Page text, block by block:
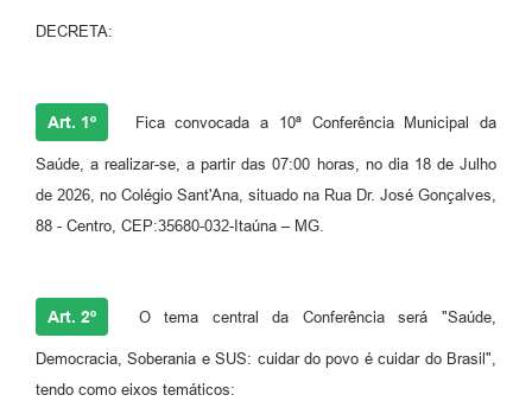
DECRETA:
Art. 1º Fica convocada a 10ª Conferência Municipal da
Saúde, a realizar-se, a partir das 07:00 horas, no dia 18 de Julho
de 2026, no Colégio Sant'Ana, situado na Rua Dr. José Gonçalves,
88 - Centro, CEP:35680-032-Itaúna – MG.
Art. 2º O tema central da Conferência será "Saúde,
Democracia, Soberania e SUS: cuidar do povo é cuidar do Brasil",
tendo como eixos temáticos: